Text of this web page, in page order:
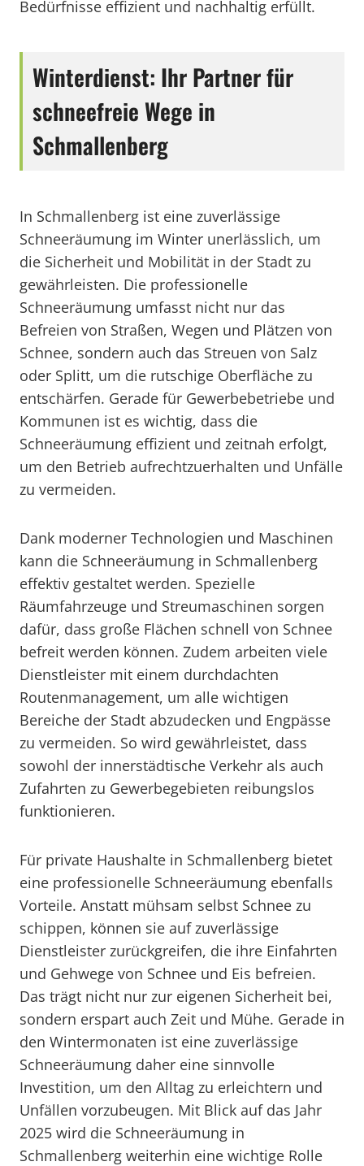
Bedürfnisse effizient und nachhaltig erfüllt.
Winterdienst: Ihr Partner für
schneefreie Wege in
Schmallenberg
In Schmallenberg ist eine zuverlässige
Schneeräumung im Winter unerlässlich, um
die Sicherheit und Mobilität in der Stadt zu
gewährleisten. Die professionelle
Schneeräumung umfasst nicht nur das
Befreien von Straßen, Wegen und Plätzen von
Schnee, sondern auch das Streuen von Salz
oder Splitt, um die rutschige Oberfläche zu
entschärfen. Gerade für Gewerbebetriebe und
Kommunen ist es wichtig, dass die
Schneeräumung effizient und zeitnah erfolgt,
um den Betrieb aufrechtzuerhalten und Unfälle
zu vermeiden.
Dank moderner Technologien und Maschinen
kann die Schneeräumung in Schmallenberg
effektiv gestaltet werden. Spezielle
Räumfahrzeuge und Streumaschinen sorgen
dafür, dass große Flächen schnell von Schnee
befreit werden können. Zudem arbeiten viele
Dienstleister mit einem durchdachten
Routenmanagement, um alle wichtigen
Bereiche der Stadt abzudecken und Engpässe
zu vermeiden. So wird gewährleistet, dass
sowohl der innerstädtische Verkehr als auch
Zufahrten zu Gewerbegebieten reibungslos
funktionieren.
Für private Haushalte in Schmallenberg bietet
eine professionelle Schneeräumung ebenfalls
Vorteile. Anstatt mühsam selbst Schnee zu
schippen, können sie auf zuverlässige
Dienstleister zurückgreifen, die ihre Einfahrten
und Gehwege von Schnee und Eis befreien.
Das trägt nicht nur zur eigenen Sicherheit bei,
sondern erspart auch Zeit und Mühe. Gerade in
den Wintermonaten ist eine zuverlässige
Schneeräumung daher eine sinnvolle
Investition, um den Alltag zu erleichtern und
Unfällen vorzubeugen. Mit Blick auf das Jahr
2025 wird die Schneeräumung in
Schmallenberg weiterhin eine wichtige Rolle